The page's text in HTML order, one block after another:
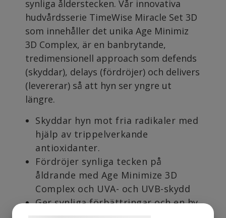
synliga ålderstecken. Vår innovativa
hudvårdsserie TimeWise Miracle Set 3D
som innehåller det unika Age Minimiz
3D Complex, är en banbrytande,
tredimensionell approach som defends
(skyddar), delays (fördröjer) och delivers
(levererar) så att hyn ser yngre ut
längre.
Skyddar hyn mot fria radikaler med
hjälp av trippelverkande
antioxidanter.
Fördröjer synliga tecken på
åldrande med Age Minimize 3D
Complex och UVA- och UVB-skydd
Ger synliga förbättringar och en hy